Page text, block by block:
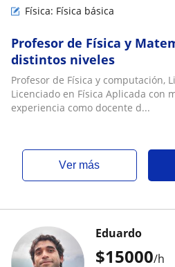
Física: Física básica
Profesor de Física y
distintos niveles
Profesor de Física y computación,
Licenciado en Física Aplicada con
experiencia como docente d...
ver más
$15000/h
Eduardo